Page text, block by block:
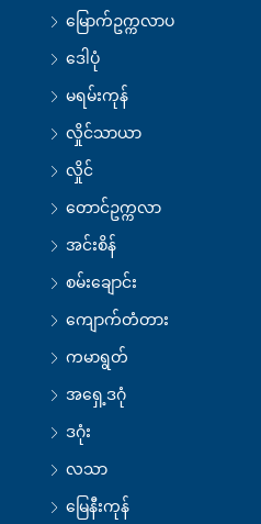
မြောက်ဥက္ကလာပ
ဒေါပုံ
မရမ်းကုန်
လှိုင်သာယာ
လှိုင်
တောင်ဥက္ကလာ
အင်းစိန်
စမ်းချောင်း
ကျောက်တံတား
ကမာရွတ်
အရှေ့ဒဂုံ
ဒဂုံး
လသာ
မြေနီးကုန်